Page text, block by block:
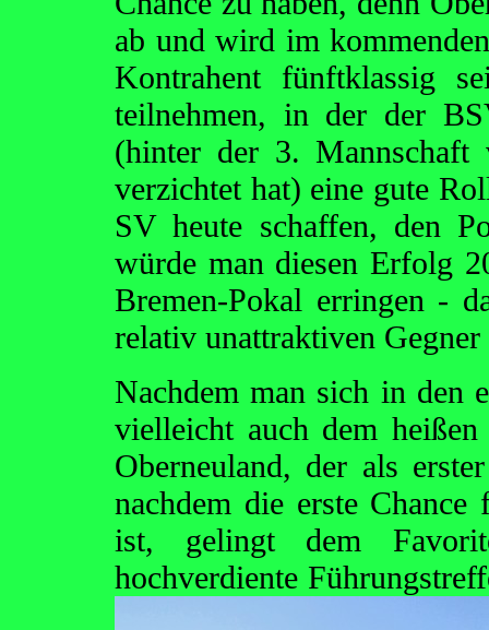
ab und wird im
Kontrahent fünftklassig
teilnehmen, in der der
(hinter der 3.
verzichtet hat) eine gute
SV heute schaffen, den
würde man diesen Erfolg
Bremen-Pokal erringen -
relativ unattraktiven
Nachdem man sich in den
vielleicht auch dem
Oberneuland, der als
nachdem die erste
ist, gelingt dem
hochverdiente